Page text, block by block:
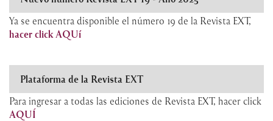
Ya se encuentra disponible el número 19 de la Revista EXT,
hacer click AQUí
Plataforma de la Revista EXT
Para ingresar a todas las ediciones de Revista EXT, hacer click
AQUÍ